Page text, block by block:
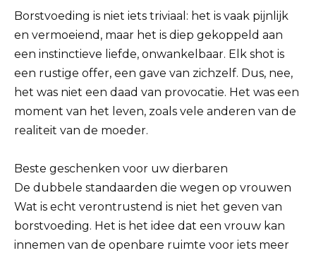
Borstvoeding is niet iets triviaal: het is vaak pijnlijk
en vermoeiend, maar het is diep gekoppeld aan
een instinctieve liefde, onwankelbaar. Elk shot is
een rustige offer, een gave van zichzelf. Dus, nee,
het was niet een daad van provocatie. Het was een
moment van het leven, zoals vele anderen van de
realiteit van de moeder.
Beste geschenken voor uw dierbaren
De dubbele standaarden die wegen op vrouwen
Wat is echt verontrustend is niet het geven van
borstvoeding. Het is het idee dat een vrouw kan
innemen van de openbare ruimte voor iets meer